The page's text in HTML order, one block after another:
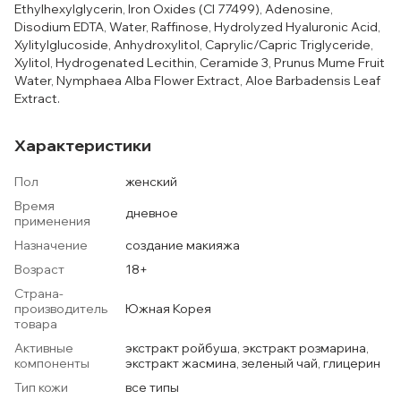
Ethylhexylglycerin, Iron Oxides (CI 77499), Adenosine,
Disodium EDTA, Water, Raffinose, Hydrolyzed Hyaluronic Acid,
Xylitylglucoside, Anhydroxylitol, Caprylic/Capric Triglyceride,
Xylitol, Hydrogenated Lecithin, Ceramide 3, Prunus Mume Fruit
Water, Nymphaea Alba Flower Extract, Aloe Barbadensis Leaf
Extract.
Характеристики
Пол
женский
Время
применения
дневное
Назначение
создание макияжа
Возраст
18+
Страна-
производитель
товара
Южная Корея
Активные
компоненты
экстракт ройбуша, экстракт розмарина,
экстракт жасмина, зеленый чай, глицерин
Тип кожи
все типы